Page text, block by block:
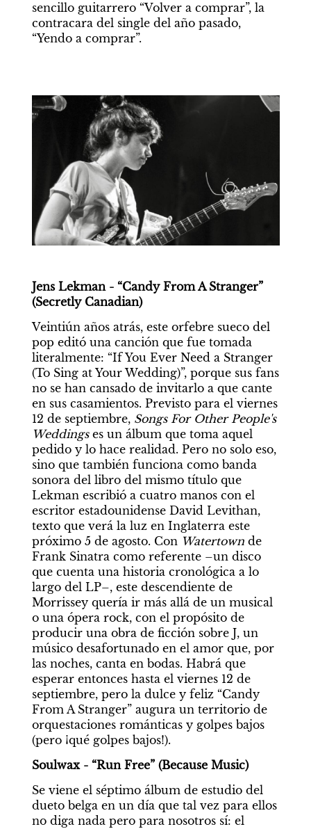
sencillo guitarrero “Volver a comprar”, la
contracara del single del año pasado,
“Yendo a comprar”.
Jens Lekman - “Candy From A Stranger”
(Secretly Canadian)
Veintiún años atrás, este orfebre sueco del
pop editó una canción que fue tomada
literalmente: “If You Ever Need a Stranger
(To Sing at Your Wedding)”, porque sus fans
no se han cansado de invitarlo a que cante
en sus casamientos. Previsto para el viernes
12 de septiembre, Songs For Other People's
Weddings es un álbum que toma aquel
pedido y lo hace realidad. Pero no solo eso,
sino que también funciona como banda
sonora del libro del mismo título que
Lekman escribió a cuatro manos con el
escritor estadounidense David Levithan,
texto que verá la luz en Inglaterra este
próximo 5 de agosto. Con Watertown de
Frank Sinatra como referente –un disco
que cuenta una historia cronológica a lo
largo del LP–, este descendiente de
Morrissey quería ir más allá de un musical
o una ópera rock, con el propósito de
producir una obra de ficción sobre J, un
músico desafortunado en el amor que, por
las noches, canta en bodas. Habrá que
esperar entonces hasta el viernes 12 de
septiembre, pero la dulce y feliz “Candy
From A Stranger” augura un territorio de
orquestaciones románticas y golpes bajos
(pero ¡qué golpes bajos!).
Soulwax - “Run Free” (Because Music)
Se viene el séptimo álbum de estudio del
dueto belga en un día que tal vez para ellos
no diga nada pero para nosotros sí: el